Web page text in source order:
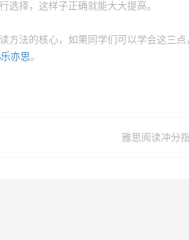
选择，这样子正确就能大大提高。
方法的核心，如果同学们可以学会这三
亦思 。
雅思阅读冲分